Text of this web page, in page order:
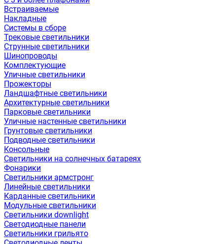
Встраиваемые
Накладные
Системы в сборе
Трековые светильники
Струнные светильники
Шинопроводы
Комплектующие
Уличные светильники
Прожекторы
Ландшафтные светильники
Архитектурные светильники
Парковые светильники
Уличные настенные светильники
Грунтовые светильники
Подводные светильники
Консольные
Светильники на солнечных батареях
Фонарики
Светильники армстронг
Линейные светильники
Карданные светильники
Модульные светильники
Светильники downlight
Светодиодные панели
Светильники грильято